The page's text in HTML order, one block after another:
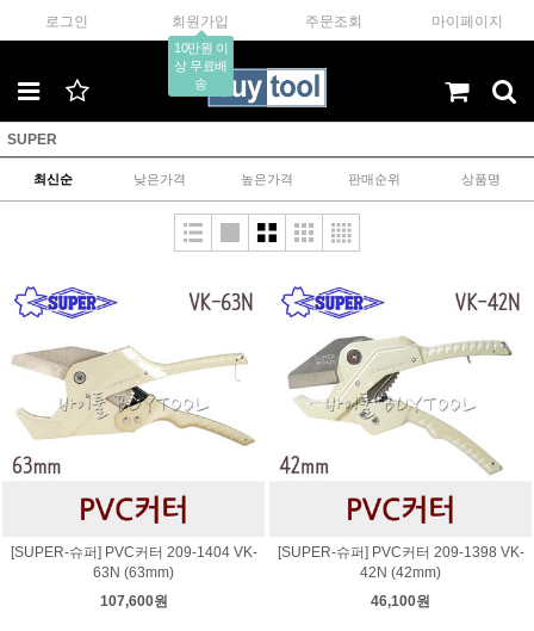
로그인 회원가입
10만원 이
상 무료배
송
주문조회 마이페이지
SUPER
최신순 낮은가격 높은가격 판매순위 상품명
[SUPER-슈퍼] PVC커터 209-1404 VK-
63N (63mm)
107,600원
[SUPER-슈퍼] PVC커터 209-1398 VK-
42N (42mm)
46,100원